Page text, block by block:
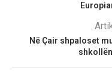
Në Çair shpaloset